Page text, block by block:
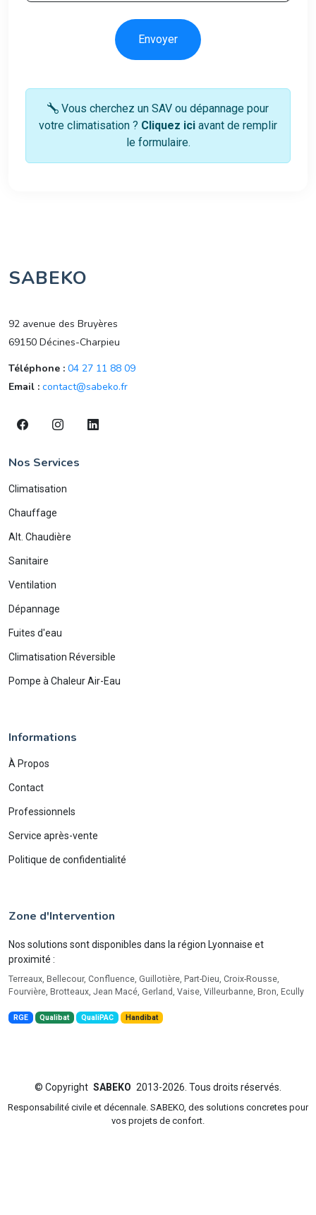
Envoyer
Vous cherchez un SAV ou dépannage pour
votre climatisation ? Cliquez ici avant de remplir
le formulaire.
SABEKO
92 avenue des Bruyères
69150 Décines-Charpieu
Téléphone : 04 27 11 88 09
Email : contact@sabeko.fr
Nos Services
Climatisation
Chauffage
Alt. Chaudière
Sanitaire
Ventilation
Dépannage
Fuites d'eau
Climatisation Réversible
Pompe à Chaleur Air-Eau
Informations
À Propos
Contact
Professionnels
Service après-vente
Politique de confidentialité
Zone d'Intervention
Nos solutions sont disponibles dans la région Lyonnaise et
proximité :
Terreaux, Bellecour, Confluence, Guillotière, Part-Dieu, Croix-Rousse,
Fourvière, Brotteaux, Jean Macé, Gerland, Vaise, Villeurbanne, Bron, Ecully
RGE Qualibat QualiPAC Handibat
© Copyright SABEKO 2013-2026. Tous droits réservés.
Responsabilité civile et décennale. SABEKO, des solutions concretes pour
vos projets de confort.